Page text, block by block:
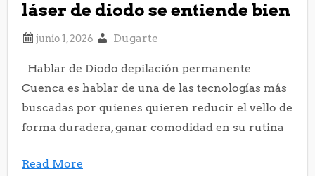
láser de diodo se entiende bien
Dugarte
Hablar de Diodo depilación permanente
Cuenca es hablar de una de las tecnologías más
buscadas por quienes quieren reducir el vello de
forma duradera, ganar comodidad en su rutina
Read More